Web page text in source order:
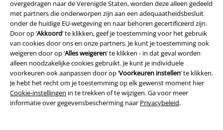
overgedragen naar de Verenigde Staten, worden deze alleen gedeeld
met partners die onderworpen zijn aan een adequaatheidsbesluit
onder de huidige EU-wetgeving en naar behoren gecertificeerd zijn.
Door op ‘Akkoord’ te klikken, geef je toestemming voor het gebruik
van cookies door ons en onze partners. Je kunt je toestemming ook
weigeren door op ‘Alles weigeren’ te klikken - in dat geval worden
alleen noodzakelijke cookies gebruikt. Je kunt je individuele
voorkeuren ook aanpassen door op ‘Voorkeuren instellen’ te klikken.
Je hebt het recht om je toestemming op elk gewenst moment hier
Cookie-instellingen in te trekken of te wijzigen. Ga voor meer
informatie over gegevensbescherming naar Privacybeleid.
Betaalmethodes